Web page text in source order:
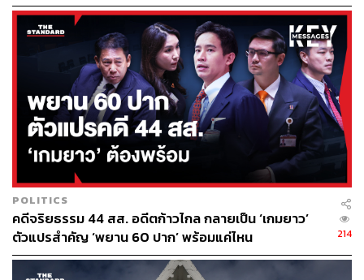
POLITICS
คดีจริยธรรม 44 สส. อดีตก้าวไกล กลายเป็น ‘เกมยาว’
ตัวแปรสำคัญ ‘พยาน 60 ปาก’ พร้อมแค่ไหน
214